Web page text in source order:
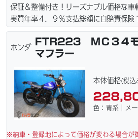
保証＆整備付き！リーズナブル価格な車
実質年率４．９％支払総額に自賠責保険
どこでも１万円〜4.5万円にて配達致し
港止めになります）。☆盗難保険加入可
ド各種取り扱ってます。仕様変更からレ
てます。当社ホームページにて詳細画像
ホンダ
FTR223 ＭＣ３４
マフラー
本体価格(税込
色：青系｜メ
※納車・登録地によって価格が変わる場合が